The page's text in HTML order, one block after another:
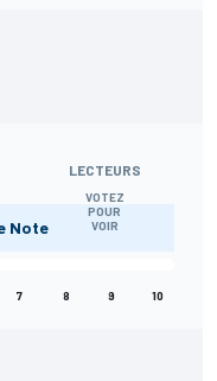
LECTEURS
VOTEZ
POUR
VOIR
Note
7 8 9 10